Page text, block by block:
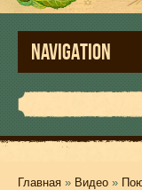
NAVIGATION
Главная » Видео »